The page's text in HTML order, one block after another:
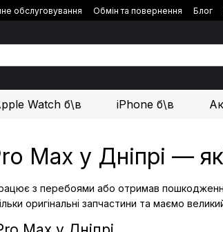
обслуговування Обмін та повернення Блог
Watch б\в iPhone б\в
Max у Дніпрі —
з перебоями або отримав
оригінальні запчастини та маємо